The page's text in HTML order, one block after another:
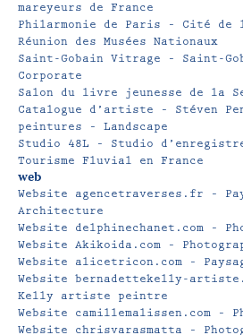
mareyeurs de France
Philarmonie de Paris – Cité de
Réunion des Musées Nationaux
Saint-Gobain Vitrage – Saint-
Corporate
Salon du livre jeunesse de la
Catalogue d’artiste – Stéven
peintures – Landscape
Studio 48L – Studio
Tourisme Fluvial en France
web
Website agencetraverses.fr –
Architecture
Website delphinechanet.com –
Website Akikoida.com –
Website alicetricon.com –
Website bernadettekelly-
Kelly artiste peintre
Website camillemalissen.com –
Website chrisvarasmatta –